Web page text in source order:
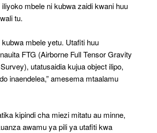
mbele ni kubwa zaidi kwani huu
tu.
kubwa mbele yetu. Utafiti huu
FTG (Airborne Full Tensor Gravity
utatusaidia kujua object ilipo,
inaendelea,” amesema mtaalamu
kipindi cha miezi mitatu au minne,
awamu ya pili ya utafiti kwa